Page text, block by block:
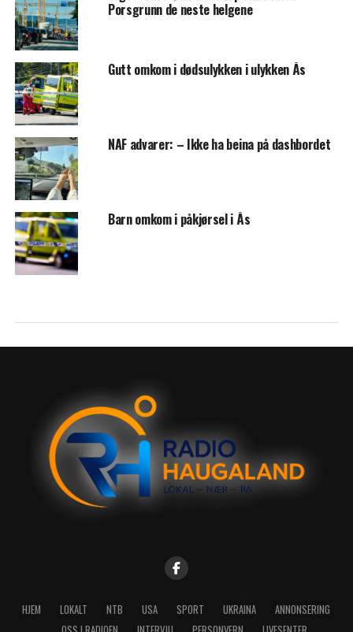
Porsgrunn de neste helgene
Gutt omkom i dødsulykken i ulykken Ås
NAF advarer: – Ikke ha beina på dashbordet
Barn omkom i påkjørsel i Ås
HJEM LOKALT NTB USA SPORT UKRAINA
ANNONSERING